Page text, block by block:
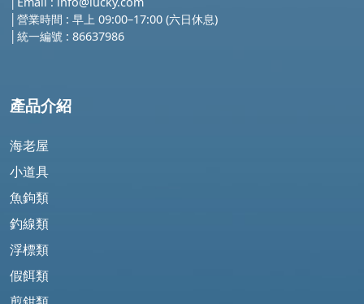
│營業時間 : 早上 09:00–17:00 (六日休息)
統一編號 : 86637986
產品介紹
海老屋
小道具
魚鉤類
釣線類
浮標類
假餌類